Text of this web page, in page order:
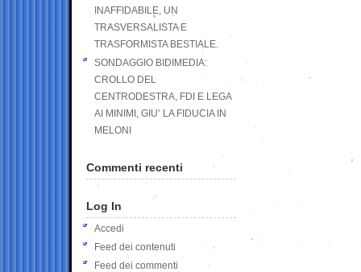
INAFFIDABILE, UN
TRASVERSALISTA E
TRASFORMISTA BESTIALE.
SONDAGGIO BIDIMEDIA:
CROLLO DEL
CENTRODESTRA, FDI E LEGA
AI MINIMI, GIU’ LA FIDUCIA IN
MELONI
Commenti recenti
Log In
Accedi
Feed dei contenuti
Feed dei commenti